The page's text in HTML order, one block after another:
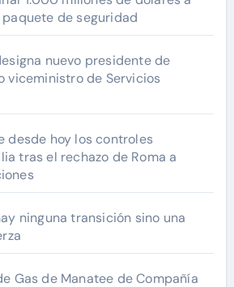
de seguridad
nuevo presidente de
viceministro de Servicios
desde hoy los controles
tras el rechazo de Roma a
ninguna transición sino una
Gas de Manatee de Compañía